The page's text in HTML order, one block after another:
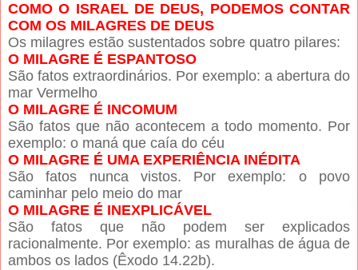
COMO O ISRAEL DE DEUS, PODEMOS CONTAR
COM OS MILAGRES DE DEUS
Os milagres estão sustentados sobre quatro pilares:
O MILAGRE É ESPANTOSO
São fatos extraordinários. Por exemplo: a abertura do
mar Vermelho
O MILAGRE É INCOMUM
São fatos que não acontecem a todo momento. Por
exemplo: o maná que caía do céu
O MILAGRE É UMA EXPERIÊNCIA INÉDITA
São fatos nunca vistos. Por exemplo: o povo
caminhar pelo meio do mar
O MILAGRE É INEXPLICÁVEL
São fatos que não podem ser explicados
racionalmente. Por exemplo: as muralhas de água de
ambos os lados (Êxodo 14.22b).